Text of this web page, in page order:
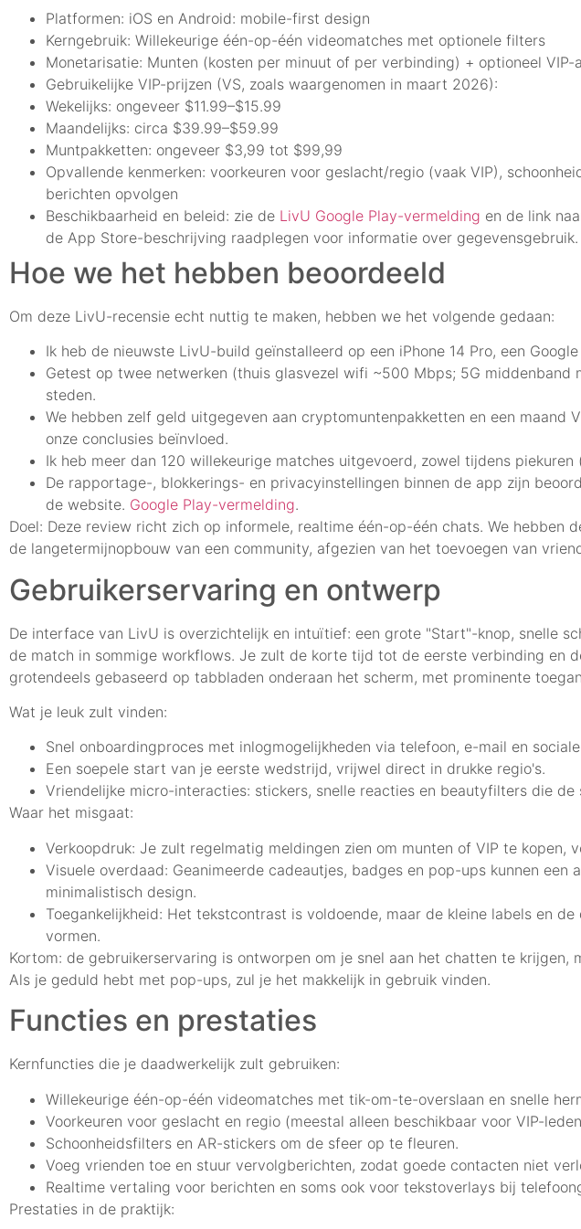
Platformen: iOS en Android: mobile-first design
Kerngebruik: Willekeurige één-op-één videomatches met optionele filters
Monetarisatie: Munten (kosten per minuut of per verbinding) + optioneel VIP-
Gebruikelijke VIP-prijzen (VS, zoals waargenomen in maart 2026):
Wekelijks: ongeveer $11.99–$15.99
Maandelijks: circa $39.99–$59.99
Muntpakketten: ongeveer $3,99 tot $99,99
Opvallende kenmerken: voorkeuren voor geslacht/regio (vaak VIP),
berichten opvolgen
Beschikbaarheid en beleid: zie de LivU Google Play-vermelding en de link
de App Store-beschrijving raadplegen voor informatie over gegevensgebruik.
Hoe we het hebben beoordeeld
Om deze LivU-recensie echt nuttig te maken, hebben we het volgende gedaan:
Ik heb de nieuwste LivU-build geïnstalleerd op een iPhone 14 Pro, een
Getest op twee netwerken (thuis glasvezel wifi ~500 Mbps; 5G
steden.
We hebben zelf geld uitgegeven aan cryptomuntenpakketten en een
onze conclusies beïnvloed.
Ik heb meer dan 120 willekeurige matches uitgevoerd, zowel tijdens piekuren
De rapportage-, blokkerings- en privacyinstellingen binnen de app zijn
de website. Google Play-vermelding.
Doel: Deze review richt zich op informele, realtime één-op-één chats. We hebben
de langetermijnopbouw van een community, afgezien van het toevoegen van
Gebruikerservaring en ontwerp
De interface van LivU is overzichtelijk en intuïtief: een grote "Start"-knop, snelle
de match in sommige workflows. Je zult de korte tijd tot de eerste verbinding en
grotendeels gebaseerd op tabbladen onderaan het scherm, met prominente
Wat je leuk zult vinden:
Snel onboardingproces met inlogmogelijkheden via telefoon, e-mail en
Een soepele start van je eerste wedstrijd, vrijwel direct in drukke regio's.
Vriendelijke micro-interacties: stickers, snelle reacties en beautyfilters die
Waar het misgaat:
Verkoopdruk: Je zult regelmatig meldingen zien om munten of VIP te
Visuele overdaad: Geanimeerde cadeautjes, badges en pop-ups kunnen
minimalistisch design.
Toegankelijkheid: Het tekstcontrast is voldoende, maar de kleine labels en
vormen.
Kortom: de gebruikerservaring is ontworpen om je snel aan het chatten te
Als je geduld hebt met pop-ups, zul je het makkelijk in gebruik vinden.
Functies en prestaties
Kernfuncties die je daadwerkelijk zult gebruiken:
Willekeurige één-op-één videomatches met tik-om-te-overslaan en snelle
Voorkeuren voor geslacht en regio (meestal alleen beschikbaar voor VIP-
Schoonheidsfilters en AR-stickers om de sfeer op te fleuren.
Voeg vrienden toe en stuur vervolgberichten, zodat goede contacten niet
Realtime vertaling voor berichten en soms ook voor tekstoverlays bij
Prestaties in de praktijk: